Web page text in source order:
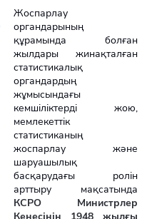
Жоспарлау
органдарының
құрамында болған
жылдары жинақталған
статистикалық
органдардың
жұмысындағы
кемшіліктерді жою,
мемлекеттік
статистиканың
жоспарлау және
шаруашылық
басқарудағы ролін
арттыру мақсатында
КСРО Министрлер
Кеңесінің 1948 жылғы